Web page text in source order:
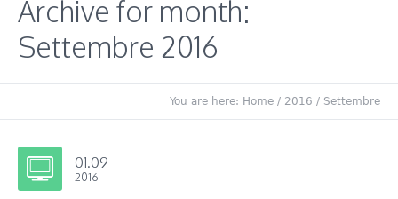
Archive for month:
Settembre 2016
You are here: Home / 2016 / Settembre
01.09
2016